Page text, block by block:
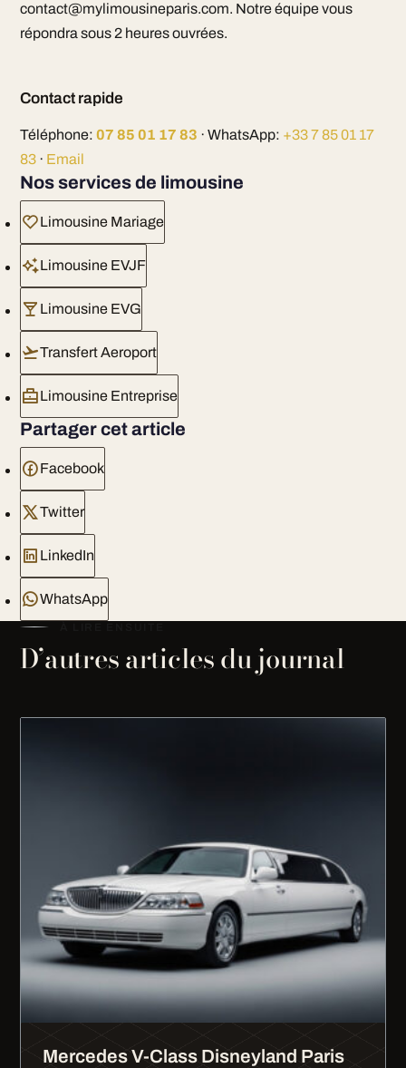
contact@mylimousineparis.com. Notre équipe vous
répondra sous 2 heures ouvrées.
Contact rapide
Téléphone: 07 85 01 17 83 · WhatsApp: +33 7 85 01 17
83· Email
Nos services de limousine
Limousine Mariage
Limousine EVJF
Limousine EVG
Transfert Aeroport
Limousine Entreprise
Partager cet article
Facebook
Twitter
LinkedIn
WhatsApp
D’autres articles du journal
Mercedes V-Class Disneyland Paris